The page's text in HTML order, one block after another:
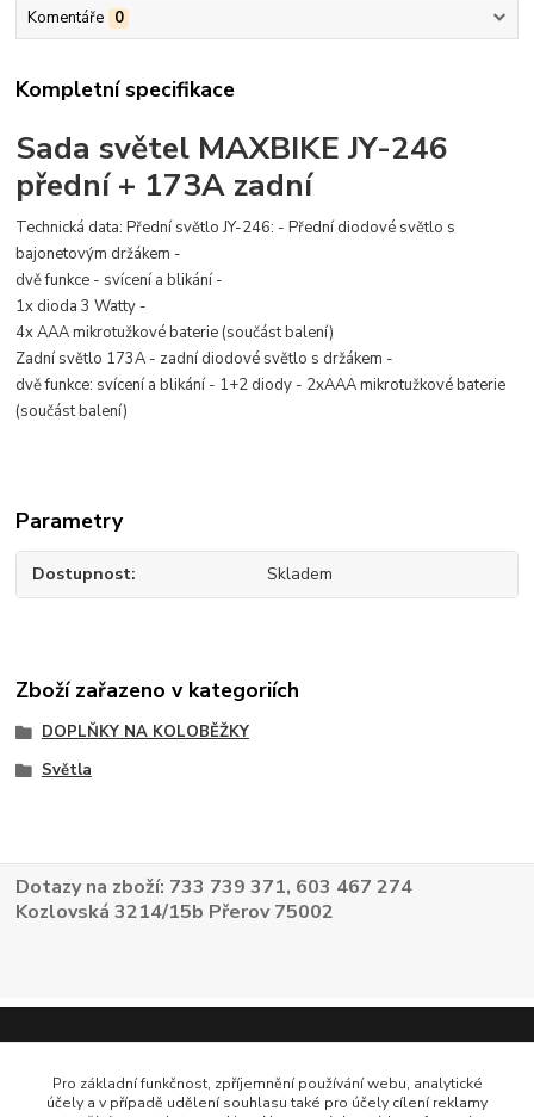
Komentáře 0
Kompletní specifikace
Sada světel MAXBIKE JY-246
přední + 173A zadní
Technická data: Přední světlo JY-246: - Přední diodové světlo s
bajonetovým držákem -
dvě funkce - svícení a blikání -
1x dioda 3 Watty -
4x AAA mikrotužkové baterie (součást balení)
Zadní světlo 173A - zadní diodové světlo s držákem -
dvě funkce: svícení a blikání - 1+2 diody - 2xAAA mikrotužkové baterie
(součást balení)
Parametry
Dostupnost Skladem
Zboží zařazeno v kategoriích
DOPLŇKY NA KOLOBĚŽKY
Světla
Dotazy na zboží: 733 739 371, 603 467 274
Kozlovská 3214/15b Přerov 75002
Pro základní funkčnost, zpříjemnění používání webu, analytické
účely a v případě udělení souhlasu také pro účely cílení reklamy